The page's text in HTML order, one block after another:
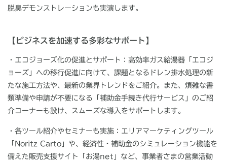
脱臭デモンストレーションも実演します。
【ビジネスを加速する多彩なサポート】
・エコジョーズ化の促進とサポート： 高効率ガス給湯器「エコジ
ョーズ」への移行促進に向けて、課題となるドレン排水処理の新
たな施工方法や、最新の業界トレンドをご紹介。また、煩雑な書
類準備や申請が不要になる「補助金手続き代行サービス」のご紹
介コーナーも設け、スムーズな導入をサポートします。
・各ツール紹介やセミナーも実施 ：エリアマーケティングツール
「 Noritz Carto 」や、経済性・補助金のシミュレーション機能を
備えた販売支援サイト「お湯net 」など、事業者さまの営業活動